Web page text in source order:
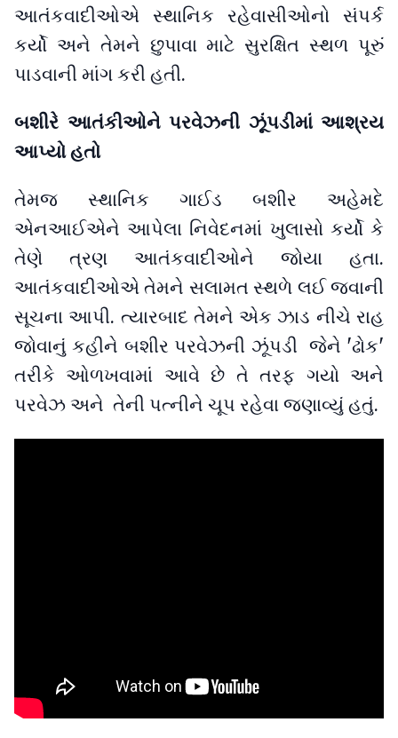
આતંકવાદીઓએ સ્થાનિક રહેવાસીઓનો સંપર્ક
કર્યો અને તેમને છુપાવા માટે સુરક્ષિત સ્થળ પૂરું
પાડવાની માંગ કરી હતી.
બશીરે આતંકીઓને પરવેઝની ઝૂંપડીમાં આશ્રય
આપ્યો હતો
તેમજ સ્થાનિક ગાઈડ બશીર અહેમદે
એનઆઈએને આપેલા નિવેદનમાં ખુલાસો કર્યો કે
તેણે ત્રણ આતંકવાદીઓને જોયા હતા.
આતંકવાદીઓએ તેમને સલામત સ્થળે લઈ જવાની
સૂચના આપી. ત્યારબાદ તેમને એક ઝાડ નીચે રાહ
જોવાનું કહીને બશીર પરવેઝની ઝૂંપડી જેને 'ઢોક'
તરીકે ઓળખવામાં આવે છે તે તરફ ગયો અને
પરવેઝ અને તેની પત્નીને ચૂપ રહેવા જણાવ્યું હતું.